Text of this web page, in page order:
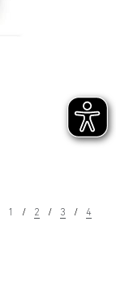
1 2 3 4